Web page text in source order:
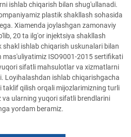
ishlab chiqarish bilan shug'ullanadi.
plastik shakllash sohasida
Xiamenda joylashgan zamonaviy
20 ta ilg'or injektsiya shakllash
ishlab chiqarish uskunalari bilan
mas'uliyatimiz ISO9001-2015 sertifikati
sifatli mahsulotlar va xizmatlarni
Loyihalashdan ishlab chiqarishgacha
taklif qilish orqali mijozlarimizning turli
ularning yuqori sifatli brendlarini
yordam beramiz.